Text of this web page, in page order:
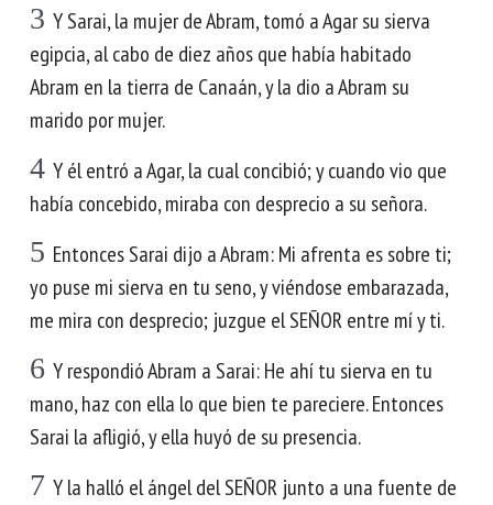
3 Y Sarai, la mujer de Abram, tomó a Agar su sierva
egipcia, al cabo de diez años que había habitado
Abram en la tierra de Canaán, y la dio a Abram su
marido por mujer.
4 Y él entró a Agar, la cual concibió; y cuando vio que
había concebido, miraba con desprecio a su señora.
5 Entonces Sarai dijo a Abram: Mi afrenta es sobre ti;
yo puse mi sierva en tu seno, y viéndose embarazada,
me mira con desprecio; juzgue el SEÑOR entre mí y ti.
6 Y respondió Abram a Sarai: He ahí tu sierva en tu
mano, haz con ella lo que bien te pareciere. Entonces
Sarai la afligió, y ella huyó de su presencia.
7 Y la halló el ángel del SEÑOR junto a una fuente de